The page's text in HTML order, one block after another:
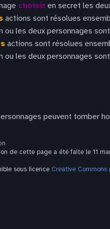
choisit en secret les
actions sont résolues
ou les deux personnages
actions sont résolues
ou les deux personnages
peuvent tomber
de cette page a été faite le 11
sous licence Creative